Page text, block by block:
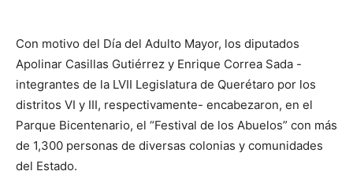
Con motivo del Día del Adulto Mayor, los diputados
Apolinar Casillas Gutiérrez y Enrique Correa Sada -
integrantes de la LVII Legislatura de Querétaro por los
distritos VI y III, respectivamente- encabezaron, en el
Parque Bicentenario, el “Festival de los Abuelos” con más
de 1,300 personas de diversas colonias y comunidades
del Estado.